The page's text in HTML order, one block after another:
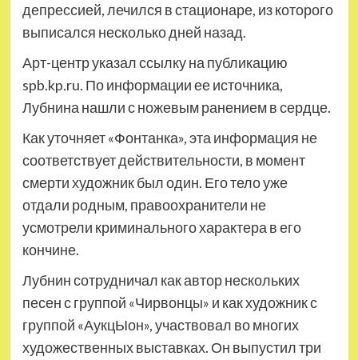
депрессией, лечился в стационаре, из которого
выписался несколько дней назад.
Арт-центр указал ссылку на публикацию
spb.kp.ru. По информации ее источника,
Лубнина нашли с ножевым ранением в сердце.
Как уточняет «Фонтанка», эта информация не
соответствует действительности, в момент
смерти художник был один. Его тело уже
отдали родным, правоохранители не
усмотрели криминального характера в его
кончине.
Лубнин сотрудничал как автор нескольких
песен с группой «Чирвонцы» и как художник с
группой «АукцЫон», участвовал во многих
художественных выставках. Он выпустил три